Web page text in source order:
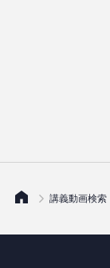
講義動画検索